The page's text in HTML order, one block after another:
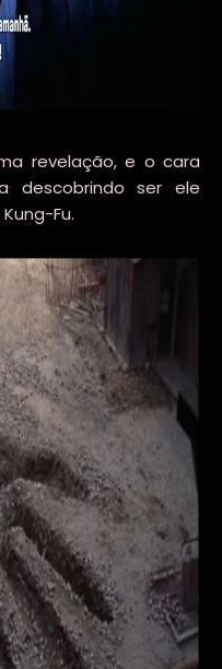
revelação, e o cara
descobrindo ser ele
Fu.